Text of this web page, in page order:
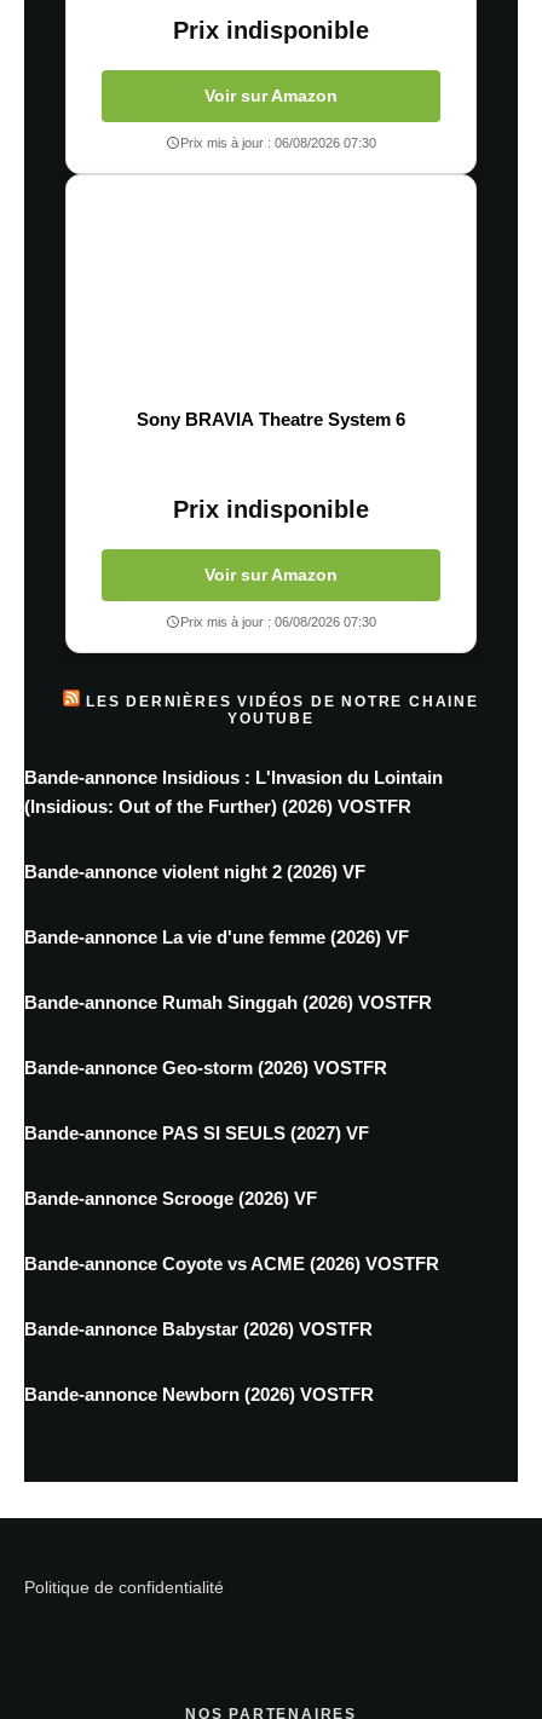
Prix indisponible
Voir sur Amazon
Prix mis à jour : 06/08/2026 07:30
Sony BRAVIA Theatre System 6
Prix indisponible
Voir sur Amazon
Prix mis à jour : 06/08/2026 07:30
LES DERNIÈRES VIDÉOS DE NOTRE CHAINE
YOUTUBE
Bande-annonce Insidious : L'Invasion du Lointain
(Insidious: Out of the Further) (2026) VOSTFR
Bande-annonce violent night 2 (2026) VF
Bande-annonce La vie d'une femme (2026) VF
Bande-annonce Rumah Singgah (2026) VOSTFR
Bande-annonce Geo-storm (2026) VOSTFR
Bande-annonce PAS SI SEULS (2027) VF
Bande-annonce Scrooge (2026) VF
Bande-annonce Coyote vs ACME (2026) VOSTFR
Bande-annonce Babystar (2026) VOSTFR
Bande-annonce Newborn (2026) VOSTFR
Politique de confidentialité
NOS PARTENAIRES